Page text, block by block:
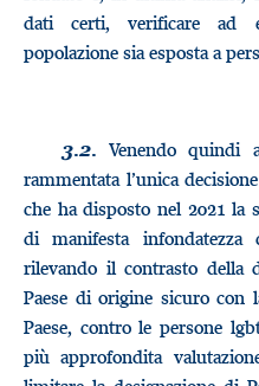
dati certi, verificare ad
popolazione sia esposta a
3.2.Venendo quindi
rammentata l’unica
che ha disposto nel 2021 la
di manifesta infondatezza
rilevando il contrasto della
Paese di origine sicuro con
Paese, contro le persone
più approfondita